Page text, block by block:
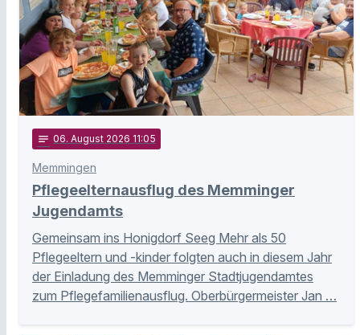
notes 06. August 2026 11:05
Memmingen
Pflegeelternausflug des Memminger
Jugendamts
Gemeinsam ins Honigdorf Seeg Mehr als 50
Pflegeeltern und -kinder folgten auch in diesem Jahr
der Einladung des Memminger Stadtjugendamtes
zum Pflegefamilienausflug. Oberbürgermeister Jan …